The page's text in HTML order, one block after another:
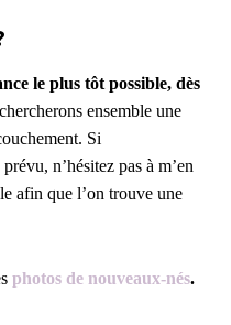
le plus tôt possible, dès
ensemble une
Si
n’hésitez pas à m’en
afin que l’on trouve une
photos de nouveaux-nés.